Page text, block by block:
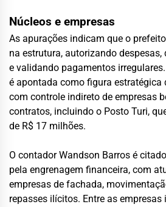
Núcleos e empresas
As apurações indicam que o
na estrutura, autorizando
e validando pagamentos
é apontada como figura estratégica
com controle indireto de empresas
contratos, incluindo o Posto Turi,
de R$ 17 milhões.
O contador Wandson Barros é
pela engrenagem financeira, com
empresas de fachada,
repasses ilícitos. Entre as